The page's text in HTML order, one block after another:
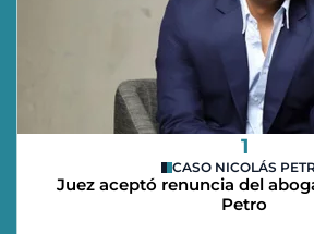
1
CASO NICOLÁS
Juez aceptó renuncia del
Petro